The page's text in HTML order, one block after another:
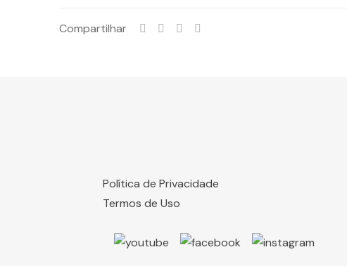
Compartilhar
Política de Privacidade
Termos de Uso